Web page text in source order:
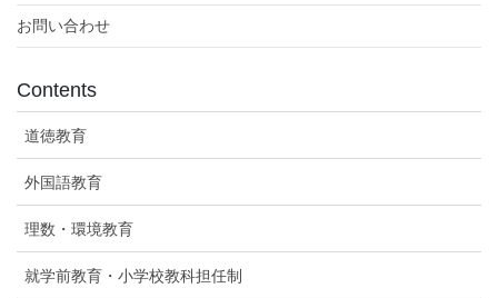
お問い合わせ
Contents
道徳教育
外国語教育
理数・環境教育
就学前教育・小学校教科担任制